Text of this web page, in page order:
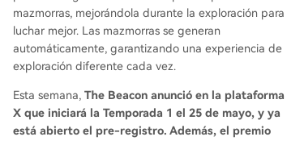
mazmorras, mejorándola durante la exploración para
luchar mejor. Las mazmorras se generan
automáticamente, garantizando una experiencia de
exploración diferente cada vez.
Esta semana, The Beacon anunció en la plataforma
X que iniciará la Temporada 1 el 25 de mayo, y ya
está abierto el pre-registro. Además, el premio